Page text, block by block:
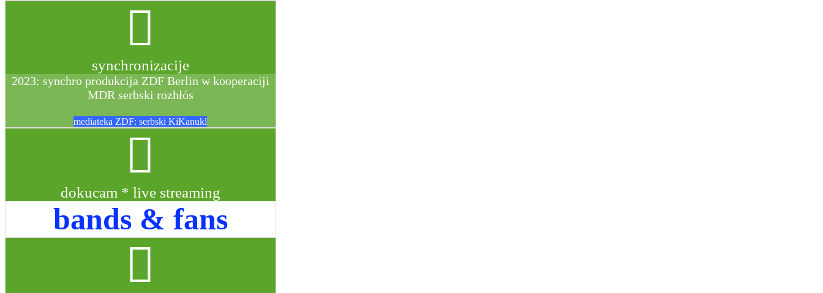
synchronizacije
2023: synchro produkcija ZDF Berlin w kooperaciji
MDR serbski rozhłós
mediateka ZDF: serbski KiKanukl
dokucam * live streaming
bands & fans